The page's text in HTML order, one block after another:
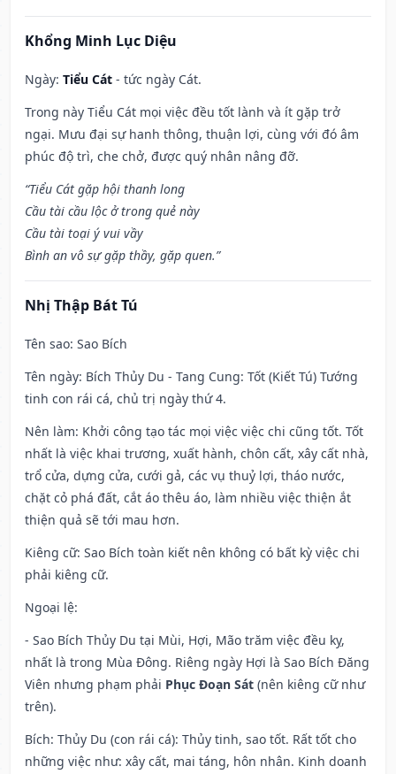
Khổng Minh Lục Diệu
Ngày: Tiểu Cát - tức ngày Cát.
Trong này Tiểu Cát mọi việc đều tốt lành và ít gặp trở
ngại. Mưu đại sự hanh thông, thuận lợi, cùng với đó âm
phúc độ trì, che chở, được quý nhân nâng đỡ.
“Tiểu Cát gặp hội thanh long
Cầu tài cầu lộc ở trong quẻ này
Cầu tài toại ý vui vầy
Bình an vô sự gặp thầy, gặp quen.”
Nhị Thập Bát Tú
Tên sao: Sao Bích
Tên ngày: Bích Thủy Du - Tang Cung: Tốt (Kiết Tú) Tướng
tinh con rái cá, chủ trị ngày thứ 4.
Nên làm: Khởi công tạo tác mọi việc việc chi cũng tốt. Tốt
nhất là việc khai trương, xuất hành, chôn cất, xây cất nhà,
trổ cửa, dựng cửa, cưới gả, các vụ thuỷ lợi, tháo nước,
chặt cỏ phá đất, cắt áo thêu áo, làm nhiều việc thiện ắt
thiện quả sẽ tới mau hơn.
Kiêng cữ: Sao Bích toàn kiết nên không có bất kỳ việc chi
phải kiêng cữ.
Ngoại lệ:
- Sao Bích Thủy Du tại Mùi, Hợi, Mão trăm việc đều kỵ,
nhất là trong Mùa Đông. Riêng ngày Hợi là Sao Bích Đăng
Viên nhưng phạm phải Phục Đoạn Sát (nên kiêng cữ như
trên).
Bích: Thủy Du (con rái cá): Thủy tinh, sao tốt. Rất tốt cho
những việc như: xây cất, mai táng, hôn nhân. Kinh doanh